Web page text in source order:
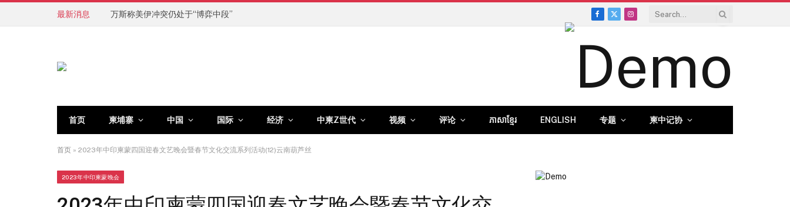
最新消息 万斯称美伊冲突仍处于“博弈中段”
Facebook
X
Instagram
首页 柬埔寨 中国 国际 经济 中柬Z世代 视频 评论 ភាសាខ្មែរ ENGLISH 专题 柬中记协
首页 » 2023年中印柬蒙四国迎春文艺晚会暨春节文化交流系列活动(12)云南葫芦丝
2023年中印柬蒙晚会